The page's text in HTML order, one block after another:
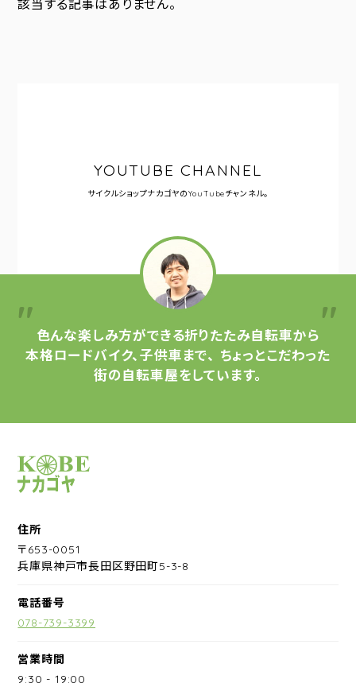
該当する記事はありません。
YOUTUBE CHANNEL
サイクルショップナカゴヤのYouTubeチャンネル。
色んな楽しみ方ができる折りたたみ自転車から
本格ロードバイク、子供車まで、 ちょっとこだわった
街の自転車屋をしています。
サイクルショップナカゴヤ
住所
〒653-0051
兵庫県神戸市長田区野田町5-3-8
電話番号
078-739-3399
営業時間
9:30 -19:00